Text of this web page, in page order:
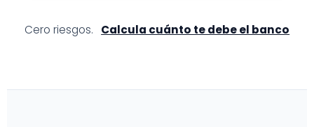
Cero riesgos. Calcula cuánto te debe el banco